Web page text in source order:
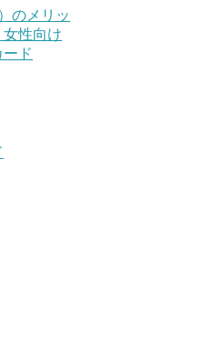
のメリッ
女性向け
ド